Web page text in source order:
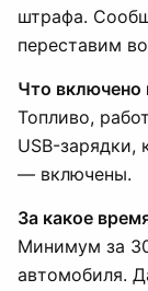
штрафа.
переставим
Что включено
Топливо,
USB-зарядки,
— включены.
За какое
Минимум за
автомобиля.